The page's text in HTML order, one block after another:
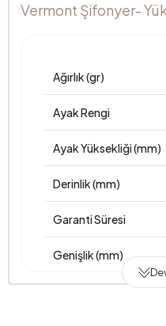
Vermont Şifonyer-
Ağırlık (gr)
Ayak Rengi
Ayak Yüksekliği (mm)
Derinlik (mm)
Garanti Süresi
Genişlik (mm)
Üst Tabla Kalınlığı